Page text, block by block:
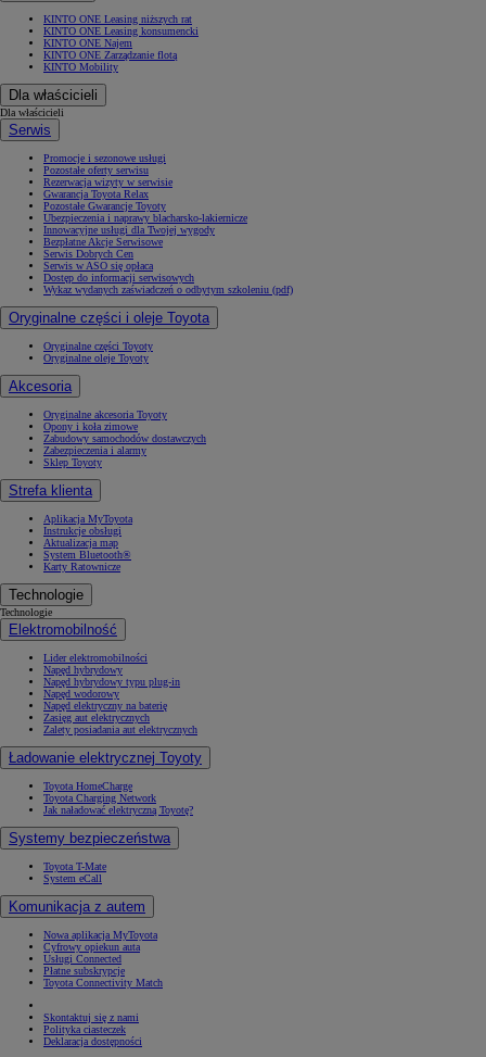
KINTO ONE Leasing niższych rat
KINTO ONE Leasing konsumencki
KINTO ONE Najem
KINTO ONE Zarządzanie flotą
KINTO Mobility
Dla właścicieli
Dla właścicieli
Serwis
Promocje i sezonowe usługi
Pozostałe oferty serwisu
Rezerwacja wizyty w serwisie
Gwarancja Toyota Relax
Pozostałe Gwarancje Toyoty
Ubezpieczenia i naprawy blacharsko-lakiernicze
Innowacyjne usługi dla Twojej wygody
Bezpłatne Akcje Serwisowe
Serwis Dobrych Cen
Serwis w ASO się opłaca
Dostęp do informacji serwisowych
Wykaz wydanych zaświadczeń o odbytym szkoleniu (pdf)
Oryginalne części i oleje Toyota
Oryginalne części Toyoty
Oryginalne oleje Toyoty
Akcesoria
Oryginalne akcesoria Toyoty
Opony i koła zimowe
Zabudowy samochodów dostawczych
Zabezpieczenia i alarmy
Sklep Toyoty
Strefa klienta
Aplikacja MyToyota
Instrukcje obsługi
Aktualizacja map
System Bluetooth®
Karty Ratownicze
Technologie
Technologie
Elektromobilność
Lider elektromobilności
Napęd hybrydowy
Napęd hybrydowy typu plug-in
Napęd wodorowy
Napęd elektryczny na baterię
Zasięg aut elektrycznych
Zalety posiadania aut elektrycznych
Ładowanie elektrycznej Toyoty
Toyota HomeCharge
Toyota Charging Network
Jak naładować elektryczną Toyotę?
Systemy bezpieczeństwa
Toyota T-Mate
System eCall
Komunikacja z autem
Nowa aplikacja MyToyota
Cyfrowy opiekun auta
Usługi Connected
Płatne subskrypcje
Toyota Connectivity Match
Skontaktuj się z nami
Polityka ciasteczek
Deklaracja dostępności